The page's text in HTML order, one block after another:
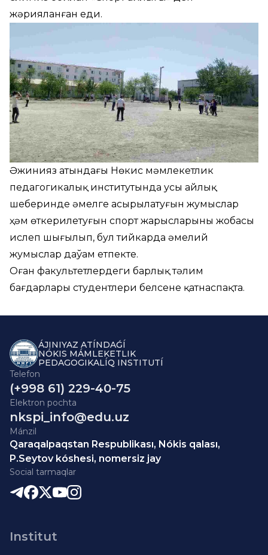
жәрияланған еди.
Әжинияз атындағы Нөкис мәмлекетлик
педагогикалық институтында усы айлық
шеңберинде әмелге асырылатуғын жумыслар
ҳәм өткерилетуғын спорт жарысларының жобасы
ислеп шығылып, бул тийкарда әмелий
жумыслар даўам етпекте.
Оған факультетлердеги барлық тәлим
бағдарлары студентлери белсене қатнаспақта.
ÁJINIYAZ ATÍNDAǴÍ
NÓKIS MÁMLEKETLIK
PEDAGOGIKALÍQ INSTITUTÍ
Telefon
(+998 61) 229-40-75
Elektron pochta
nkspi_info@edu.uz
Mánzil
Qaraqalpaqstan Respublikası, Nókis qalası,
P.Seytov kóshesi, nomersiz jay
Social tarmaqlar
Institut